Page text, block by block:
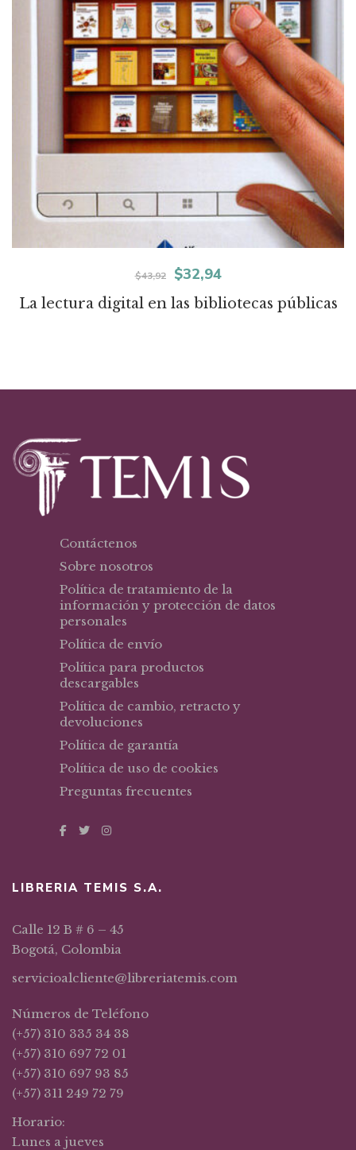
La lectura digital en las bibliotecas públicas
$43,92
El
precio
$43,92.
$32,94El
precio
$32,94.
Contáctenos
Sobre nosotros
Política de tratamiento de la
información y protección de datos
personales
Política de envío
Política para productos
descargables
Política de cambio, retracto y
devoluciones
Política de garantía
Política de uso de cookies
Preguntas frecuentes
LIBRERIA TEMIS S.A.
Calle 12 B # 6 – 45
Bogotá, Colombia
servicioalcliente@libreriatemis.com
Números de Teléfono
(+57) 310 335 34 38
(+57) 310 697 72 01
(+57) 310 697 93 85
(+57) 311 249 72 79
Horario:
Lunes a jueves